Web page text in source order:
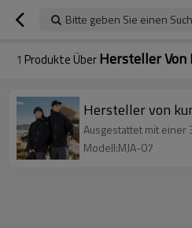
Bitte geben Sie einen
1 Produkte ÜberHersteller Von
Hersteller von
Ausgestattet mit einer
Modell:MJA-07